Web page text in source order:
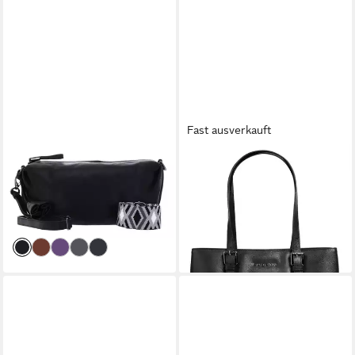
PICARD
Umhängetasche Cross Bag,
aus echtem Rindsleder
ab 126,95 €
lieferbar - in 2-3 Werktagen bei dir
Fast ausverkauft
Henkeltasche BELLA, echt
ab 159,95 €
199,95 €
lieferbar - in 2-3 Werktagen bei dir